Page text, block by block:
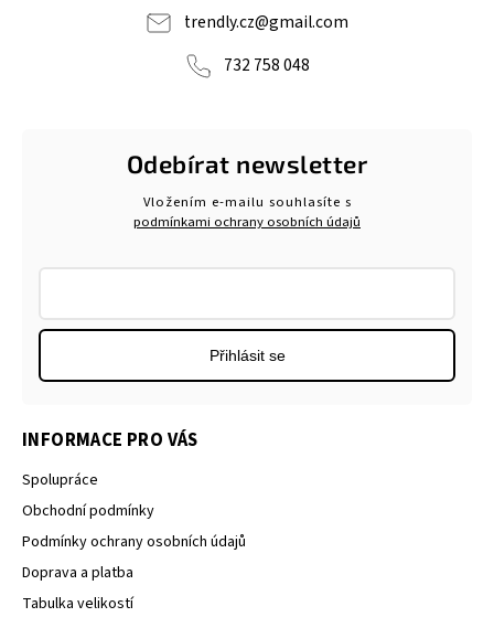
trendly.cz@gmail.com
732 758 048
INFORMACE PRO VÁS
Spolupráce
Obchodní podmínky
Podmínky ochrany osobních údajů
Doprava a platba
Tabulka velikostí
Odebírat newsletter
Vložením e-mailu souhlasíte s
podmínkami ochrany osobních údajů
Přihlásit se